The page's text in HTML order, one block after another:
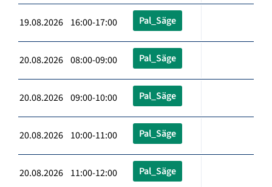
19.08.2026 16:00-17:00 Pal_Säge
20.08.2026 08:00-09:00 Pal_Säge
20.08.2026 09:00-10:00 Pal_Säge
20.08.2026 10:00-11:00 Pal_Säge
20.08.2026 11:00-12:00 Pal_Säge